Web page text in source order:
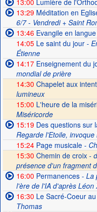
13:00 Lumière de
13:29Méditation en
6/7 - Vendredi + Saint
13:46Evangile en
14:05Le saint du jour-
Étienne
14:17Enseignement du
mondial de prière
14:30 Chapelet aux
lumineux
15:00 L'heure de la
Miséricorde
15:19Des questions sur
Regarde l'Etoile, invoque
15:24Page musicale-
15:30 Chemin de croix -
présence d'un fragment
16:00 Permanences- La
l'ère de l'IA d'après Léon
16:30 Le Sacré-Coeur
Thomas